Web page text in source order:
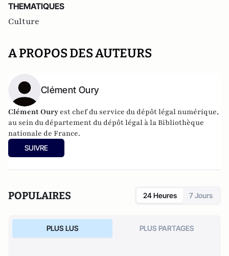
THEMATIQUES
Culture
A PROPOS DES AUTEURS
Clément Oury
Clément Oury est chef du service du dépôt légal numérique,
au sein du département du dépôt légal à la Bibliothèque
nationale de France.
SUIVRE
POPULAIRES 24 Heures 7 Jours
PLUS LUS PLUS PARTAGES